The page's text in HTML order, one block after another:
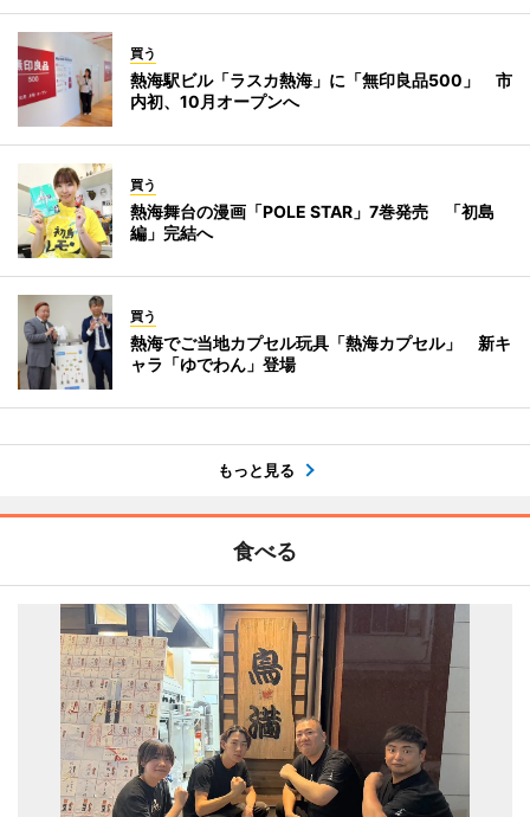
買う
熱海駅ビル「ラスカ熱海」に「無印良品500」 市
内初、10月オープンへ
買う
熱海舞台の漫画「POLE STAR」7巻発売 「初島
編」完結へ
買う
熱海でご当地カプセル玩具「熱海カプセル」 新キ
ャラ「ゆでわん」登場
もっと見る
食べる